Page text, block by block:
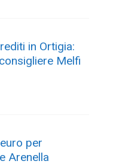
in Ortigia:
Melfi
per
Arenella